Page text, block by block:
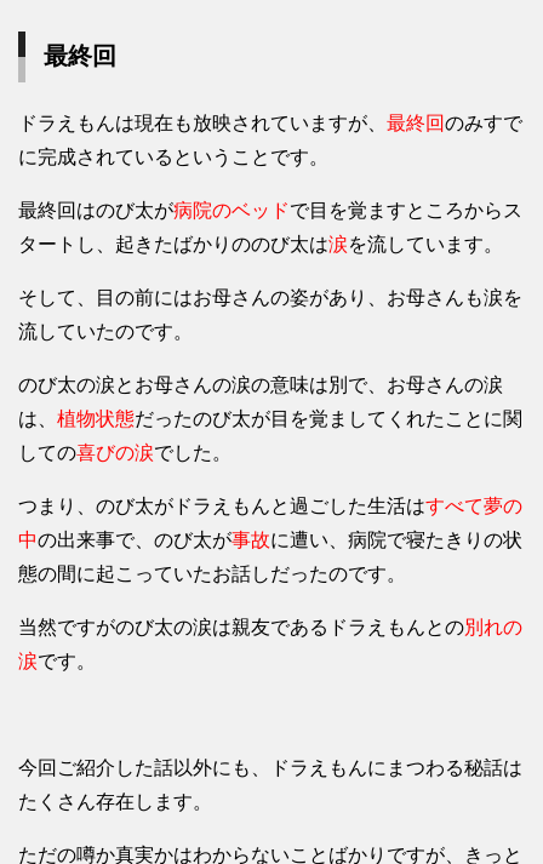
最終回
ドラえもんは現在も放映されていますが、 最終回のみすで
に完成されているということです。
最終回はのび太が病院のベッドで目を覚ますところからス
タートし、起きたばかりののび太は涙を流しています。
そして、目の前にはお母さんの姿があり、お母さんも涙を
流していたのです。
のび太の涙とお母さんの涙の意味は別で、お母さんの涙
は、 植物状態だったのび太が目を覚ましてくれたことに関
しての喜びの涙でした。
つまり、のび太がドラえもんと過ごした生活はすべて夢の
中の出来事で、のび太が事故に遭い、病院で寝たきりの状
態の間に起こっていたお話しだったのです。
当然ですがのび太の涙は親友であるドラえもんとの別れの
涙です。
今回ご紹介した話以外にも、ドラえもんにまつわる秘話は
たくさん存在します。
ただの噂か真実かはわからないことばかりですが、きっと